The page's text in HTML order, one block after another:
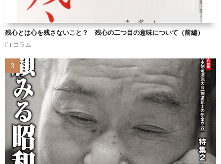
残心とは心を残さないこと？ 残心の二つ目の意味について（前編）
コラム